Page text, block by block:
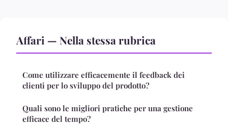
Affari — Nella stessa rubrica
Come utilizzare efficacemente il feedback dei
clienti per lo sviluppo del prodotto?
Quali sono le migliori pratiche per una gestione
efficace del tempo?